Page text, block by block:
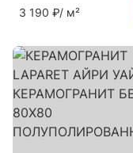
3 190 ₽/ м²